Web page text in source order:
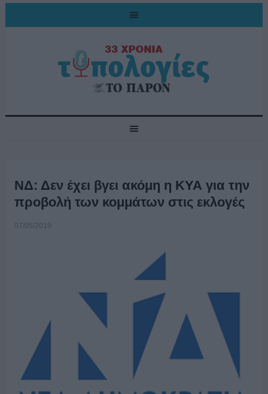
ΝΔ: Δεν έχει βγει ακόμη η ΚΥΑ για την
προβολή των κομμάτων στις εκλογές
07/05/2019